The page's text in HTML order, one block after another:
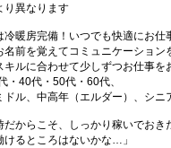
異なります
暖房完備！いつでも快適にお仕
前を覚えてコミュニケーション
キルに合わせて少しずつお仕事を
・40代・50代・60代、
ドル、中高年（エルダー）、シニ
だからこそ、しっかり稼いでおき
けるところはないかな…」